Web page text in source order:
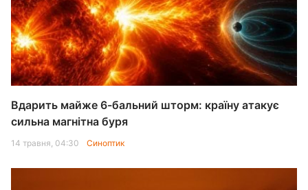
Вдарить майже 6-бальний шторм: країну атакує
сильна магнітна буря
14 травня, 04:30 Синоптик